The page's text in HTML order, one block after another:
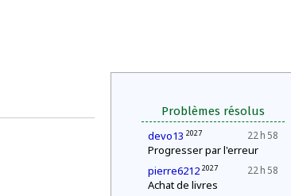
Problèmes résolus
22 h 58
devo13 2027
Progresser par l'erreur
22 h 58
pierre6212 2027
Achat de livres